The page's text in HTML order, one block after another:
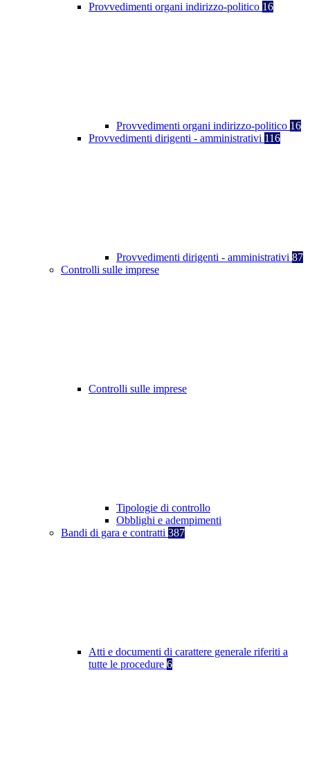
Provvedimenti organi indirizzo-politico 16
Provvedimenti organi indirizzo-politico 16
Provvedimenti dirigenti - amministrativi 116
Provvedimenti dirigenti - amministrativi 87
Controlli sulle imprese
Controlli sulle imprese
Tipologie di controllo
Obblighi e adempimenti
Bandi di gara e contratti 387
Atti e documenti di carattere generale riferiti a
tutte le procedure 6